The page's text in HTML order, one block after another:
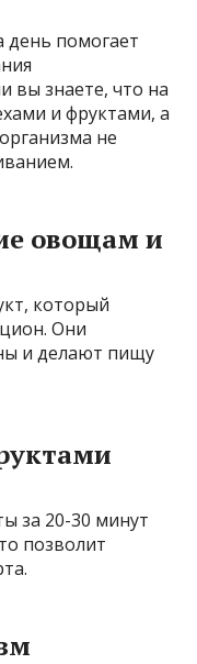
помогает
вы знаете, что на
и фруктами, а
не
овощам и
который
Они
и делают пищу
за 20-30 минут
позволит